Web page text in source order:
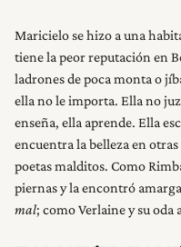
Maricielo se hizo a una
tiene la peor reputación en
ladrones de poca monta o
ella no le importa. Ella no
enseña, ella aprende. Ella
encuentra la belleza en
poetas malditos. Como
piernas y la encontró
mal; como Verlaine y su oda